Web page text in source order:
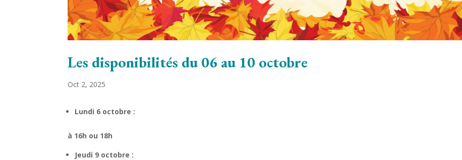
Les disponibilités du 06 au 10 octobre
Oct 2, 2025
Lundi 6 octobre :
à 16h ou 18h
Jeudi 9 octobre :